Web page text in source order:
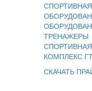
ТРЕНАЖЕРЫ
КОМПЛЕКС
СКАЧАТЬ